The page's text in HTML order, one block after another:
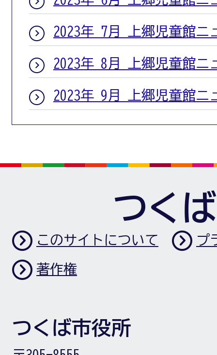
2023年 7月 上郷児童館ニ
2023年 8月 上郷児童館ニ
2023年 9月 上郷児童館ニ
つく
このサイトについて プ
著作権
つくば市役所